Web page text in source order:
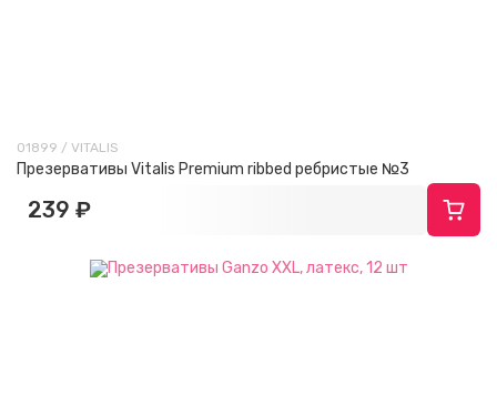
01899 / VITALIS
Презервативы Vitalis Premium ribbed ребристые №3
239 ₽